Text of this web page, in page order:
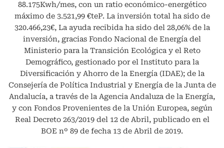
88.175Kwh/mes, con un ratio económico-energético
máximo de 3.521,99 €teP. La inversión total ha sido de
320.466,23€, La ayuda recibida ha sido del 28,06% de la
inversión, gracias Fondo Nacional de Energía del
Ministerio para la Transición Ecológica y el Reto
Demográfico, gestionado por el Instituto para la
Diversificación y Ahorro de la Energía (IDAE); de la
Consejería de Política Industrial y Energía de la Junta de
Andalucía, a través de la Agencia Andaluza de la Energía,
y con Fondos Provenientes de la Unión Europea, según
Real Decreto 263/2019 del 12 de Abril, publicado en el
BOE nº 89 de fecha 13 de Abril de 2019.